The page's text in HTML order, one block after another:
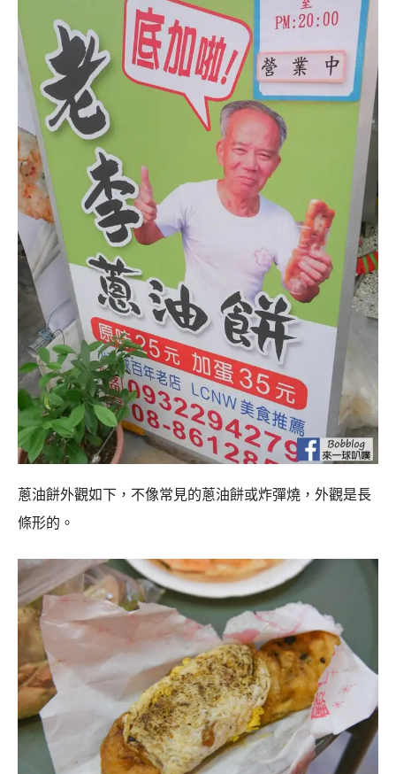
蔥油餅外觀如下，不像常見的蔥油餅或炸彈燒，外觀是長
條形的。